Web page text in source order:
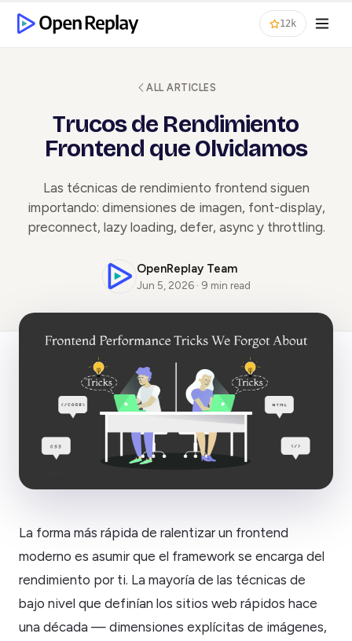
12k
ALL ARTICLES
Trucos de Rendimiento
Frontend que Olvidamos
Las técnicas de rendimiento frontend siguen
importando: dimensiones de imagen, font-display,
preconnect, lazy loading, defer, async y throttling.
OpenReplay Team
Jun 5, 2026 · 9 min read
La forma más rápida de ralentizar un frontend
moderno es asumir que el framework se encarga del
rendimiento por ti. La mayoría de las técnicas de
bajo nivel que definían los sitios web rápidos hace
una década — dimensiones explícitas de imágenes,